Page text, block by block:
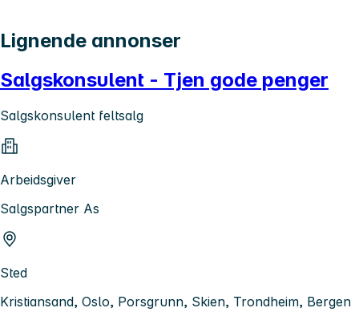
Lignende annonser
Salgskonsulent - Tjen gode penger
Salgskonsulent feltsalg
Arbeidsgiver
Salgspartner As
Sted
Kristiansand, Oslo, Porsgrunn, Skien, Trondheim, Bergen